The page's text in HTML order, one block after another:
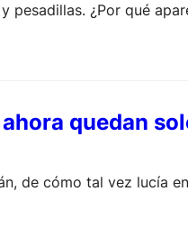
¿Por qué
quedan
de cómo tal vez